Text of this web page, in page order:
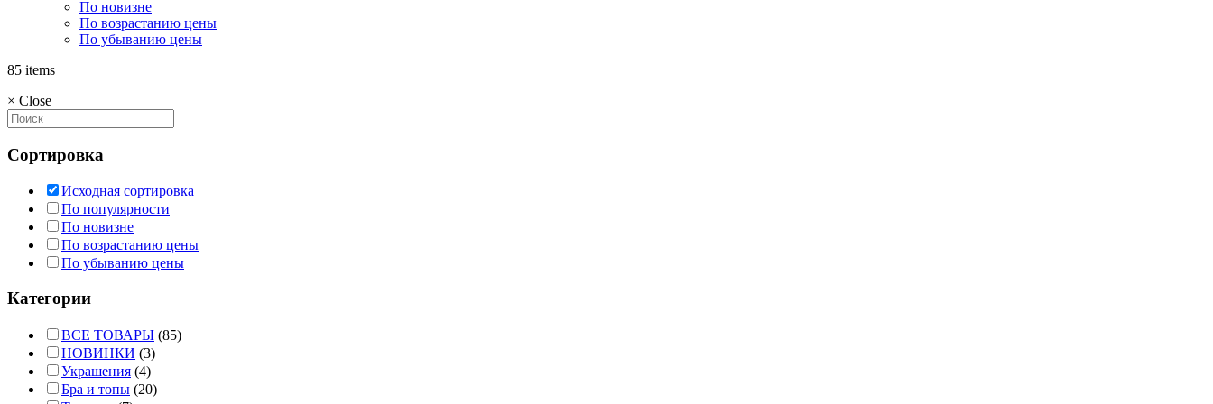
По новизне
По возрастанию цены
По убыванию цены
85 items
× Close
Сортировка
Исходная сортировка
По популярности
По новизне
По возрастанию цены
По убыванию цены
Категории
ВСЕ ТОВАРЫ (85)
НОВИНКИ (3)
Украшения (4)
Бра и топы (20)